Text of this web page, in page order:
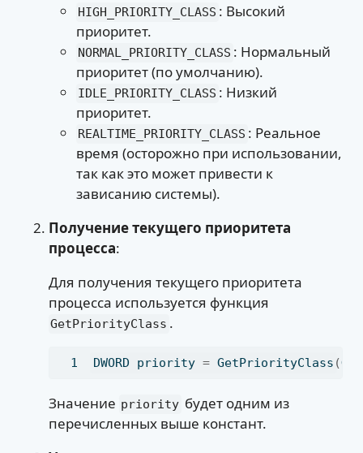
HIGH_PRIORITY_CLASS : Высокий
приоритет.
NORMAL_PRIORITY_CLASS : Нормальный
приоритет (по умолчанию).
IDLE_PRIORITY_CLASS : Низкий
приоритет.
REALTIME_PRIORITY_CLASS : Реальное
время (осторожно при использовании,
так как это может привести к
зависанию системы).
Получение текущего приоритета
процесса:
Для получения текущего приоритета
процесса используется функция
GetPriorityClass .
DWORD priority = GetPriorityClass (
Значение priority будет одним из
перечисленных выше констант.